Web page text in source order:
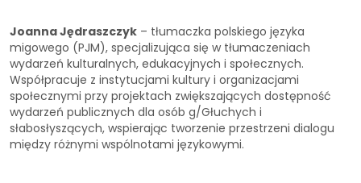
Joanna Jędraszczyk – tłumaczka polskiego języka
migowego (PJM), specjalizująca się w tłumaczeniach
wydarzeń kulturalnych, edukacyjnych i społecznych.
Współpracuje z instytucjami kultury i organizacjami
społecznymi przy projektach zwiększających dostępność
wydarzeń publicznych dla osób g/Głuchych i
słabosłyszących, wspierając tworzenie przestrzeni dialogu
między różnymi wspólnotami językowymi.